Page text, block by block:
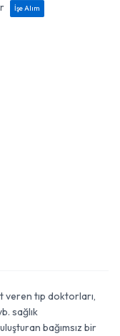
İşe Alım
tıp doktorları,
sağlık
bağımsız bir